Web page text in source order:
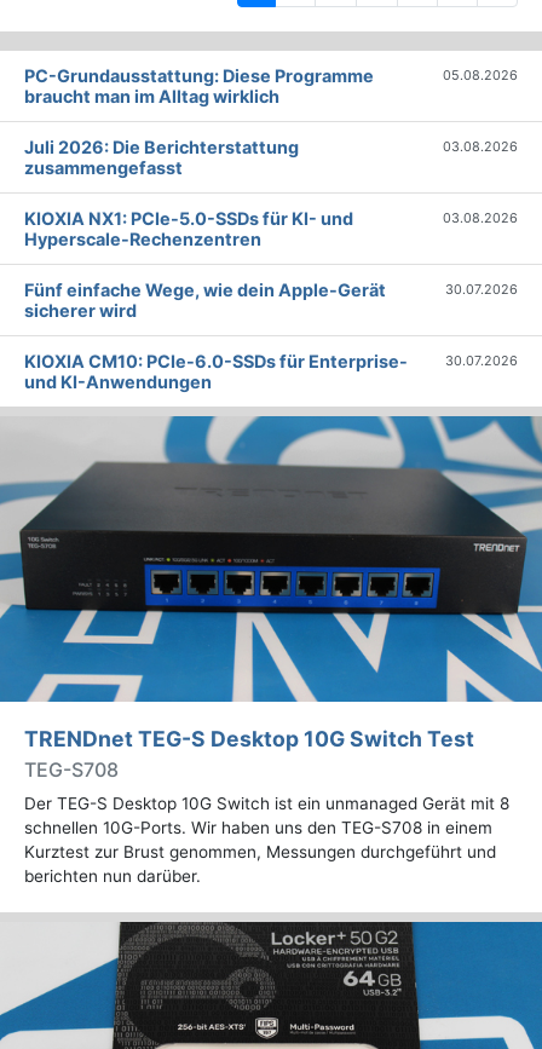
PC-Grundausstattung: Diese Programme
braucht man im Alltag wirklich
05.08.2026
Juli 2026: Die Bericht­erstattung
zusammengefasst
03.08.2026
KIOXIA NX1: PCIe-5.0-SSDs für KI- und
Hyperscale-Rechenzentren
03.08.2026
Fünf einfache Wege, wie dein Apple-Gerät
sicherer wird
30.07.2026
KIOXIA CM10: PCIe-6.0-SSDs für Enterprise-
und KI-Anwendungen
30.07.2026
TRENDnet TEG-S Desktop 10G Switch Test
TEG-S708
Der TEG-S Desktop 10G Switch ist ein unmanaged Gerät mit 8
schnellen 10G-Ports. Wir haben uns den TEG-S708 in einem
Kurztest zur Brust genommen, Messungen durchgeführt und
berichten nun darüber.